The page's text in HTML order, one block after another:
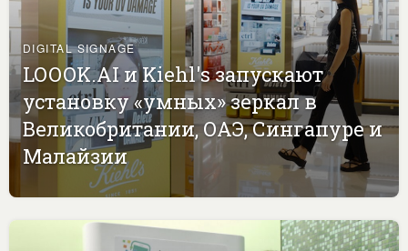
DIGITAL SIGNAGE
LOOOK.AI и Kiehl's запускают
установку «умных» зеркал в
Великобритании, ОАЭ, Сингапуре и
Малайзии